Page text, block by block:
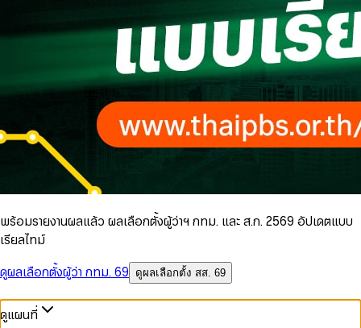
พร้อมรายงานผลแล้ว ผลเลือกตั้งผู้ว่าฯ กทม. และ ส.ก. 2569 อัปเดตแบบ
เรียลไทม์
ดูผลเลือกตั้งผู้ว่า กทม. 69
ดูผลเลือกตั้ง สส. 69
ดูแผนที่